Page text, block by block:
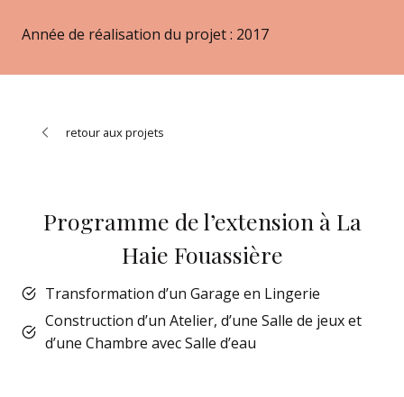
Année de réalisation du projet : 2017
retour aux projets
Programme de l’extension à La
Haie Fouassière
Transformation d’un Garage en Lingerie
Construction d’un Atelier, d’une Salle de jeux et
d’une Chambre avec Salle d’eau